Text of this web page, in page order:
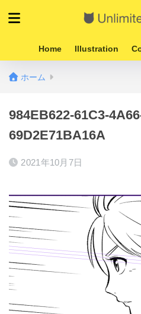
Home Illustration
ホーム
984EB622-61C3-
69D2E71BA16A
2021年10月7日